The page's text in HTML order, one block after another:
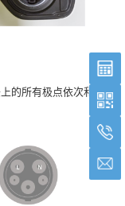
的所有极点依次和其他